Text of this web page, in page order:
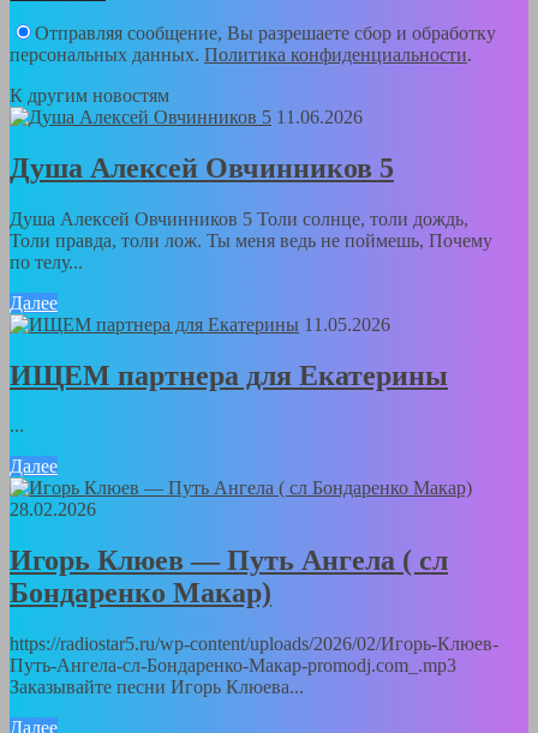
Отправляя сообщение, Вы разрешаете сбор и обработку
персональных данных. Политика конфиденциальности.
К другим новостям
11.06.2026
Душа Алексей Овчинников 5
Душа Алексей Овчинников 5 Толи солнце, толи дождь,
Толи правда, толи лож. Ты меня ведь не поймешь, Почему
по телу...
Далее
11.05.2026
ИЩЕМ партнера для Екатерины
...
Далее
28.02.2026
Игорь Клюев — Путь Ангела ( сл
Бондаренко Макар)
https://radiostar5.ru/wp-content/uploads/2026/02/Игорь-Клюев-
Путь-Ангела-сл-Бондаренко-Макар-promodj.com_.mp3
Заказывайте песни Игорь Клюева...
Далее